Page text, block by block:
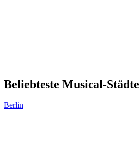
Beliebteste Musical-Städte
Berlin